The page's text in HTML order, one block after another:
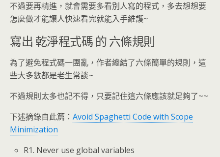
不過要再精進，就會需要多看別人寫的程式，多去想想要
怎麼做才能讓人快速看完就能入手維護~
寫出 乾淨程式碼 的 六條規則
為了避免程式碼一團亂，作者總結了六條簡單的規則，這
些大多數都是老生常談~
不過規則太多也記不得，只要記住這六條應該就足夠了~~
下述摘錄自此篇： Avoid Spaghetti Code with Scope
Minimization
R1. Never use global variables